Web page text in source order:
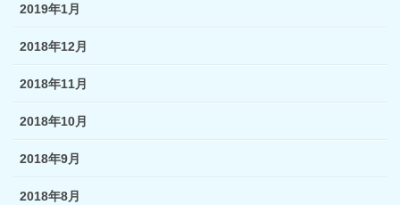
2019年1月
2018年12月
2018年11月
2018年10月
2018年9月
2018年8月